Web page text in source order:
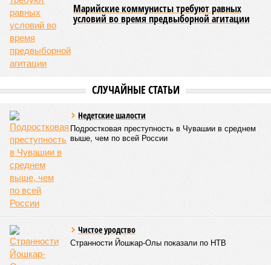
отобранных проб воды в двух случаях (что составило
1,9%) были зафиксированы отклонения по
микробиологическим показателям; также одно готовое
блюдо не соответствовало установленным нормам по
показателю калорийности.
обязательную обработку территорий против клещей,
обеспечивают 21 оператор, причём в отношении каждого из
них организован постоянный лабораторный мониторинг.
В ходе заседания был также вынесен на обсуждение ряд
предложений, направленных на обеспечение санитарно-
эпидемиологического благополучия детей в летних лагерях
и на повышение действенности самой системы
оздоровления. В качестве основного приоритета было
качественными пищевыми продуктами, а детей –
полноценным и сбалансированным питанием. Все лагеря в
обязательном порядке должны располагать санитарно-